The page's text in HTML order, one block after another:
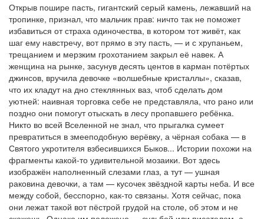
Открыв пошире пасть, гигантский серый камень, лежавший на
тропинке, признал, что мальчик прав: ничто так не поможет
избавиться от страха одиночества, в котором тот живёт, как
шаг ему навстречу, вот прямо в эту пасть, — и с хрупаньем,
трещанием и мерзким грохотанием закрыл её навек. А
женщина на рынке, засунув десять центов в карман потёртых
джинсов, вручила девочке «волшебные кристаллы», сказав,
что их кладут на дно стеклянных ваз, чтоб сделать дом
уютней: наивная торговка себе не представляла, что рано или
поздно они помогут отыскать в лесу пропавшего ребёнка.
Никто во всей Вселенной не знал, что прыгалка сумеет
превратиться в змееподобную верёвку, а чёрная собака — в
Святого укротителя взбесившихся Быков... Истории похожи на
фрагменты какой-то удивительной мозаики. Вот здесь
изображён наполненный слезами глаз, а тут — ушная
раковина девочки, а там — кусочек звёздной карты неба. И все
между собой, бесспорно, как-то связаны. Хотя сейчас, пока
они лежат такой вот пёстрой грудой на столе, об этом и не